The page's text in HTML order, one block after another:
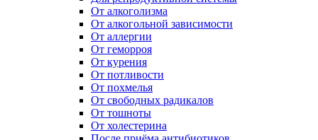
От алкоголизма
От алкогольной зависимости
От аллергии
От геморроя
От курения
От потливости
От похмелья
От свободных радикалов
От тошноты
От холестерина